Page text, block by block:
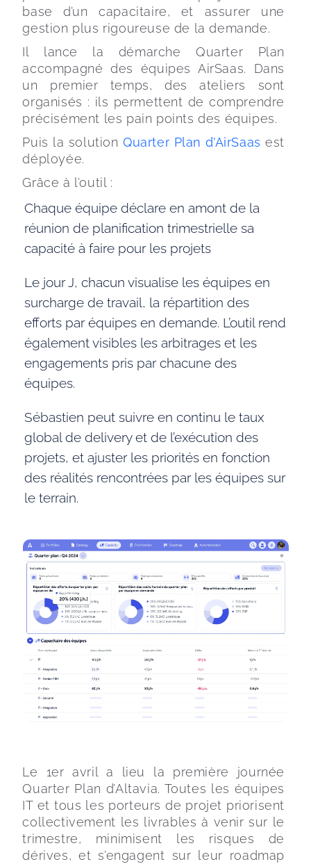
base d’un capacitaire, et assurer une
gestion plus rigoureuse de la demande.
Il lance la démarche Quarter Plan
accompagné des équipes AirSaas. Dans
un premier temps, des ateliers sont
organisés : ils permettent de comprendre
précisément les pain points des équipes.
Puis la solution Quarter Plan d’AirSaas est
déployée.
Grâce à l’outil :
Chaque équipe déclare en amont de la
réunion de planification trimestrielle sa
capacité à faire pour les projets
Le jour J, chacun visualise les équipes en
surcharge de travail, la répartition des
efforts par équipes en demande. L’outil rend
également visibles les arbitrages et les
engagements pris par chacune des
équipes.
Sébastien peut suivre en continu le taux
global de delivery et de l’exécution des
projets, et ajuster les priorités en fonction
des réalités rencontrées par les équipes sur
le terrain.
Le 1er avril a lieu la première journée
Quarter Plan d’Altavia. Toutes les équipes
IT et tous les porteurs de projet priorisent
collectivement les livrables à venir sur le
trimestre, minimisent les risques de
dérives, et s’engagent sur leur roadmap